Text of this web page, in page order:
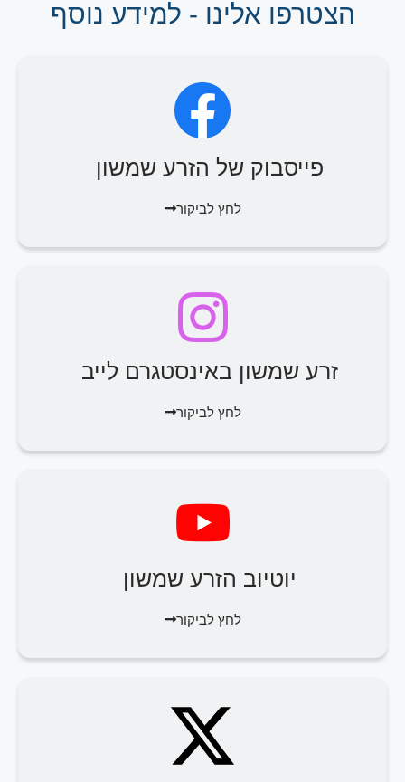
הצטרפו אלינו - למידע נוסף
פייסבוק של הזרע שמשון
לחץ לביקור
זרע שמשון באינסטגרם לייב
לחץ לביקור
יוטיוב הזרע שמשון
לחץ לביקור